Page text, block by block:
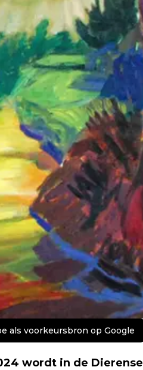
als voorkeursbron op Google
wordt in de Dierense